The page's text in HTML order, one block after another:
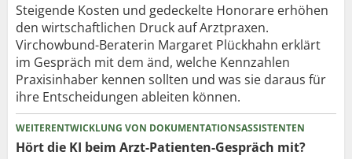
Steigende Kosten und gedeckelte Honorare erhöhen
den wirtschaftlichen Druck auf Arztpraxen.
Virchowbund-Beraterin Margaret Plückhahn erklärt
im Gespräch mit dem änd, welche Kennzahlen
Praxisinhaber kennen sollten und was sie daraus für
ihre Entscheidungen ableiten können.
WEITERENTWICKLUNG VON DOKUMENTATIONSASSISTENTEN
Hört die KI beim Arzt-Patienten-Gespräch mit?